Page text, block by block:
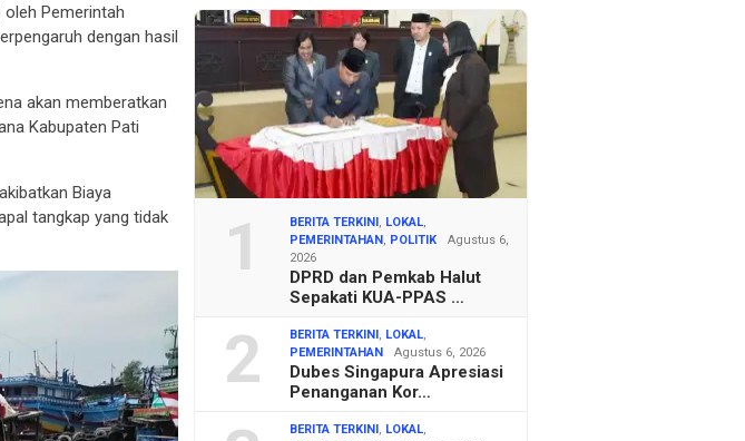
oleh Pemerintah
dengan hasil
akan memberatkan
Kabupaten Pati
Biaya
tangkap yang tidak
1 BERITA TERKINI , LOKAL,
PEMERINTAHAN , POLITIK
Agustus 6,
2026
DPRD dan Pemkab Halut
Sepakati KUA-PPAS …
2 BERITA TERKINI , LOKAL,
PEMERINTAHAN
Agustus 6, 2026
Dubes Singapura Apresiasi
Penanganan Kor…
BERITA TERKINI , LOKAL,